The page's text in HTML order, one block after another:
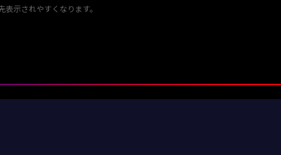
示されやすくなります。